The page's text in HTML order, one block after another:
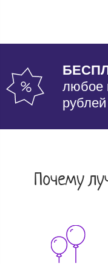
любое
рублей
Почему